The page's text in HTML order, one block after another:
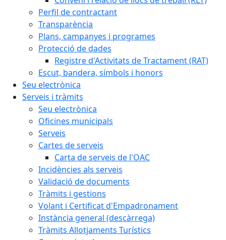
Perfil de contractant
Transparència
Plans, campanyes i programes
Protecció de dades
Registre d'Activitats de Tractament (RAT)
Escut, bandera, símbols i honors
Seu electrònica
Serveis i tràmits
Seu electrònica
Oficines municipals
Serveis
Cartes de serveis
Carta de serveis de l'OAC
Incidències als serveis
Validació de documents
Tràmits i gestions
Volant i Certificat d'Empadronament
Instància general (descàrrega)
Tràmits Allotjaments Turístics